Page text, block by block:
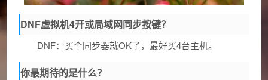
DNF虚拟机4开或局域网同步按键？
DNF：买个同步器就OK了，最好买4台主机。
你最期待的是什么？